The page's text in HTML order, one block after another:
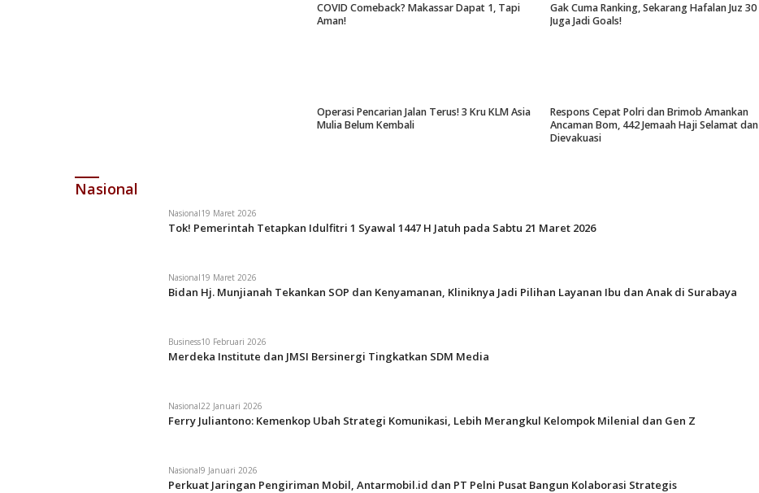
COVID Comeback? Makassar Dapat 1, Tapi
Aman!
Gak Cuma Ranking, Sekarang Hafalan Juz 30
Juga Jadi Goals!
Operasi Pencarian Jalan Terus! 3 Kru KLM Asia
Mulia Belum Kembali
Respons Cepat Polri dan Brimob Amankan
Ancaman Bom, 442 Jemaah Haji Selamat dan
Dievakuasi
Nasional
Nasional19 Maret 2026
Tok! Pemerintah Tetapkan Idulfitri 1 Syawal 1447 H Jatuh pada Sabtu 21 Maret 2026
Nasional19 Maret 2026
Bidan Hj. Munjianah Tekankan SOP dan Kenyamanan, Kliniknya Jadi Pilihan Layanan Ibu dan Anak di Surabaya
Business10 Februari 2026
Merdeka Institute dan JMSI Bersinergi Tingkatkan SDM Media
Nasional22 Januari 2026
Ferry Juliantono: Kemenkop Ubah Strategi Komunikasi, Lebih Merangkul Kelompok Milenial dan Gen Z
Nasional9 Januari 2026
Perkuat Jaringan Pengiriman Mobil, Antarmobil.id dan PT Pelni Pusat Bangun Kolaborasi Strategis